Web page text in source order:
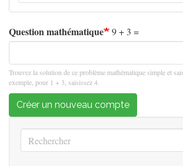
Question mathématique 9 + 3 =
Trouvez la solution de ce problème mathématique simple et
exemple, pour 1 + 3, saisissez 4.
Créer un nouveau compte
Rechercher
Rechercher